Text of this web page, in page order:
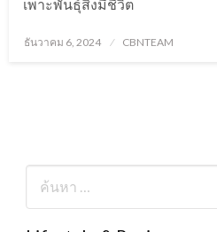
เพาะพันธุ์สิ่งมีชีวิต
Posted
ธันวาคม 6, 2024 CBNTEAM